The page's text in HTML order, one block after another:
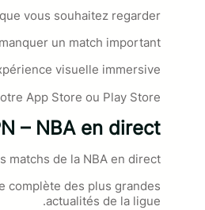
vous souhaitez regarder.
un match important.
visuelle immersive.
App Store ou Play Store.
– NBA en direct
de la NBA en direct.
complète des plus grandes
actualités de la ligue.